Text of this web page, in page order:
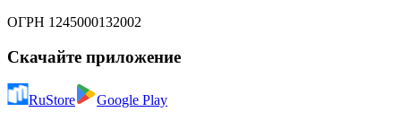
ОГРН 1245000132002
Скачайте приложение
RuStore Google Play